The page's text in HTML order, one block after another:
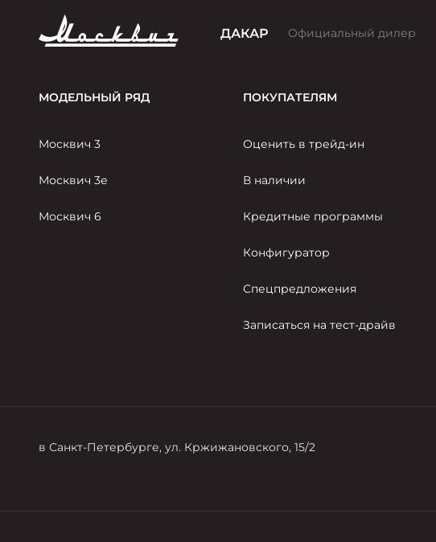
ДАКАР Официальный дилер
МОДЕЛЬНЫЙ РЯД
Москвич 3
Москвич 3е
Москвич 6
ПОКУПАТЕЛЯМ
Оценить в трейд-ин
В наличии
Кредитные программы
Конфигуратор
Спецпредложения
Записаться на тест-драйв
в Санкт-Петербурге, ул. Кржижановского, 15/2